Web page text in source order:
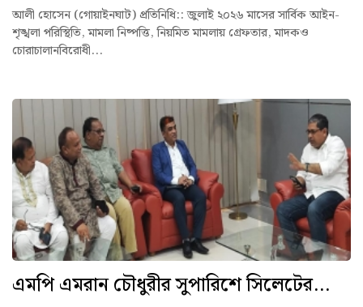
আলী হোসেন (গোয়াইনঘাট) প্রতিনিধি:: ‎জুলাই ২০২৬ মাসের সার্বিক আইন-
শৃঙ্খলা পরিস্থিতি, মামলা নিষ্পত্তি, নিয়মিত মামলায় গ্রেফতার, মাদকও
চোরাচালানবিরোধী...
এমপি এমরান চৌধুরীর সুপারিশে সিলেটের...